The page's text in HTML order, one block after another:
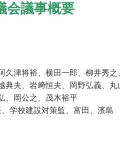
会議事概要
津将裕、横田一郎、柳井秀之
夫、岩﨑恒夫、岡野弘義、
、岡公之、茂木裕平
学校建設対策監、富田、濱島